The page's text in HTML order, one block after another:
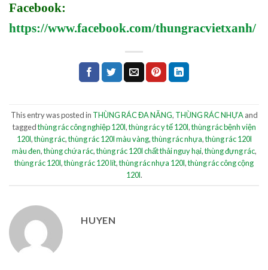
Facebook:
https://www.facebook.com/thungracvietxanh/
This entry was posted in THÙNG RÁC ĐA NĂNG, THÙNG RÁC NHỰAand
taggedthùng rác công nghiệp 120l,thùng rác y tế 120l,thùng rác bệnh viện
120l,thùng rác,thùng rác 120l màu vàng,thùng rác nhựa,thùng rác 120l
màu đen,thùng chứa rác,thùng rác 120l chất thải nguy hại,thùng đựng rác,
thùng rác 120l,thùng rác 120 lít,thùng rác nhựa 120l,thùng rác công cộng
120l.
HUYEN